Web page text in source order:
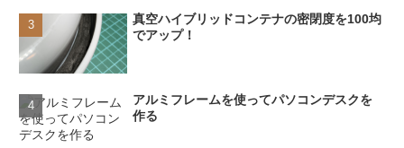
真空ハイブリッドコンテナの密閉度を100均
でアップ！
アルミフレームを使ってパソコンデスクを
作る